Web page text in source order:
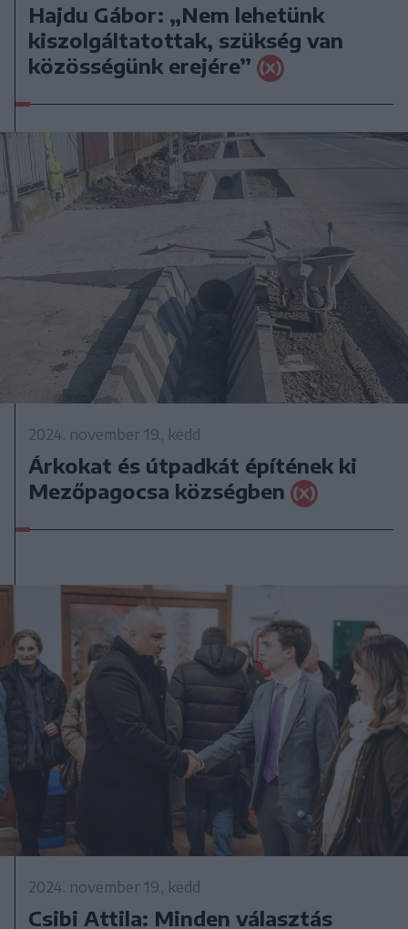
Hajdu Gábor: „Nem lehetünk
kiszolgáltatottak, szükség van
közösségünk erejére”
2024. november 19., kedd
Árkokat és útpadkát építének ki
Mezőpagocsa községben
2024. november 19., kedd
Csibi Attila: Minden választás